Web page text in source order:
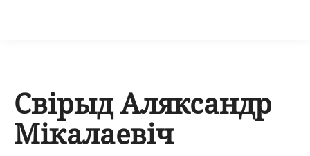
Свірыд Аляксандр
Мікалаевіч